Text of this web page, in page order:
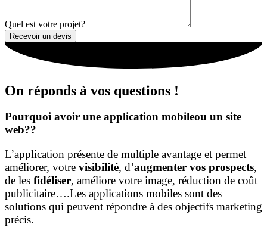
Quel est votre projet?
Recevoir un devis
On réponds à vos questions !
Pourquoi avoir une application mobileou un site
web??
L’application présente de multiple avantage et permet
améliorer, votre visibilité, d’augmenter vos prospects,
de les fidéliser, améliore votre image, réduction de coût
publicitaire….Les applications mobiles sont des
solutions qui peuvent répondre à des objectifs marketing
précis.